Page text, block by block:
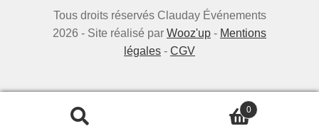
0
Tous droits réservés Clauday Événements
2026 - Site réalisé par Wooz'up - Mentions
légales - CGV